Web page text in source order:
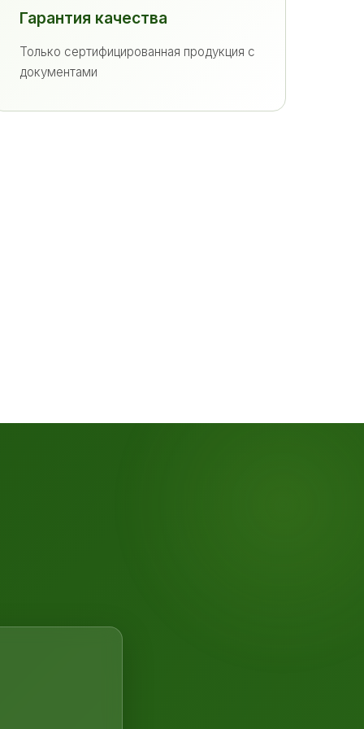
Гарантия качества
Только сертифицированная продукция с
документами